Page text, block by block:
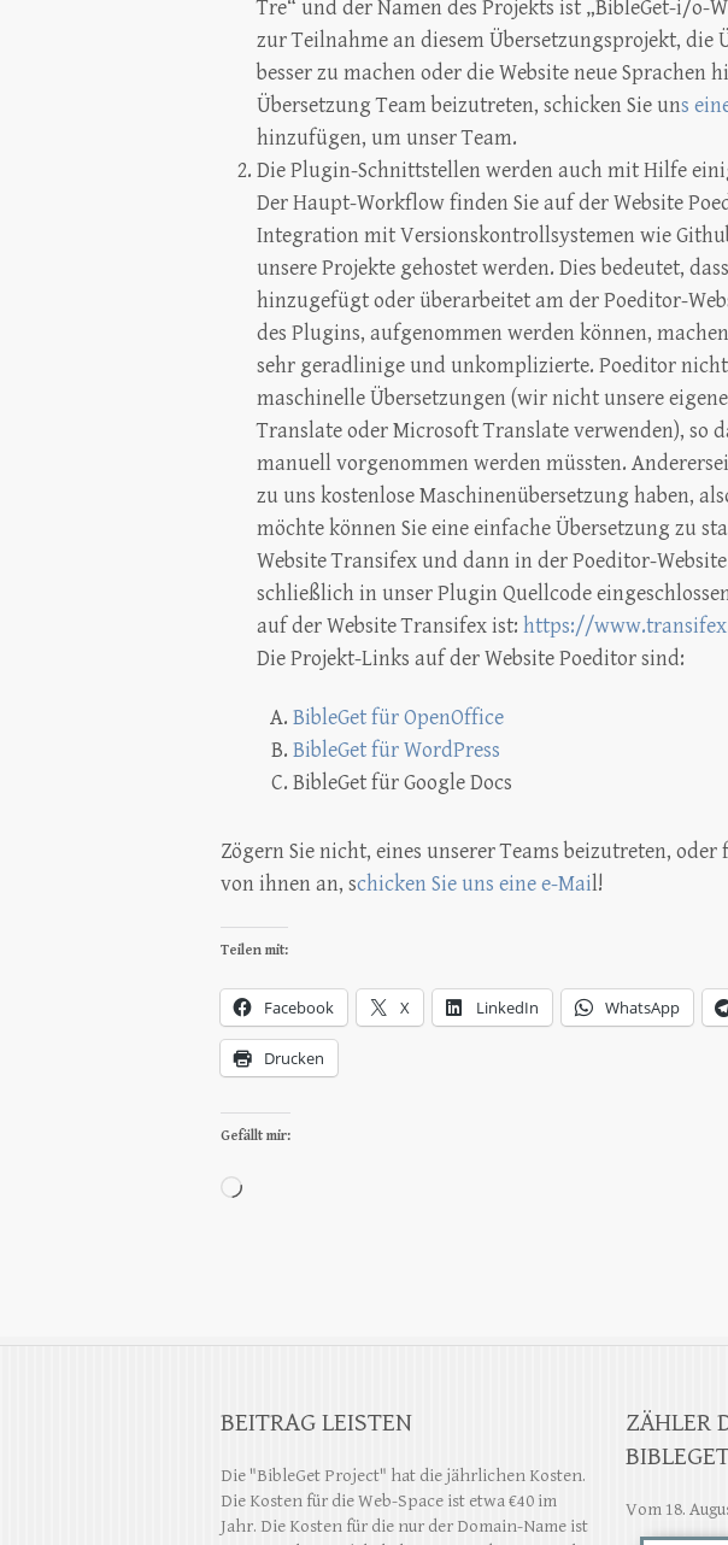
Tre“ und der Namen des Projekts ist „BibleGet-i/o-
zur Teilnahme an diesem Übersetzungsprojekt, die
besser zu machen oder die Website neue Sprachen
Übersetzung Team beizutreten, schicken Sie uns
hinzufügen, um unser Team.
Die Plugin-Schnittstellen werden auch mit Hilfe
Der Haupt-Workflow finden Sie auf der Website
Integration mit Versionskontrollsystemen wie
unsere Projekte gehostet werden. Dies bedeutet,
hinzugefügt oder überarbeitet am der Poeditor-
des Plugins, aufgenommen werden können,
sehr geradlinige und unkomplizierte. Poeditor
maschinelle Übersetzungen (wir nicht unsere
Translate oder Microsoft Translate verwenden), so
manuell vorgenommen werden müssten.
zu uns kostenlose Maschinenübersetzung haben,
möchte können Sie eine einfache Übersetzung zu
Website Transifex und dann in der Poeditor-
schließlich in unser Plugin Quellcode
auf der Website Transifex ist: https://
Die Projekt-Links auf der Website Poeditor sind:
BibleGet für OpenOffice
BibleGet für WordPress
BibleGet für Google Docs
Zögern Sie nicht, eines unserer Teams beizutreten,
von ihnen an, schicken Sie uns eine e-Mail!
Teilen mit:
Facebook X LinkedIn WhatsApp
Drucken
Gefällt mir:
Wird
BEITRAG LEISTEN
Die "BibleGet Project" hat die jährlichen Kosten.
Die Kosten für die Web-Space ist etwa €40 im
Jahr. Die Kosten für die nur der Domain-Name ist
ZÄHLER
Vom 18.